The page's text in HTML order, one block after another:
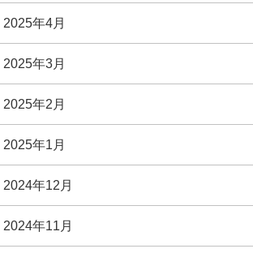
2025年4月
2025年3月
2025年2月
2025年1月
2024年12月
2024年11月